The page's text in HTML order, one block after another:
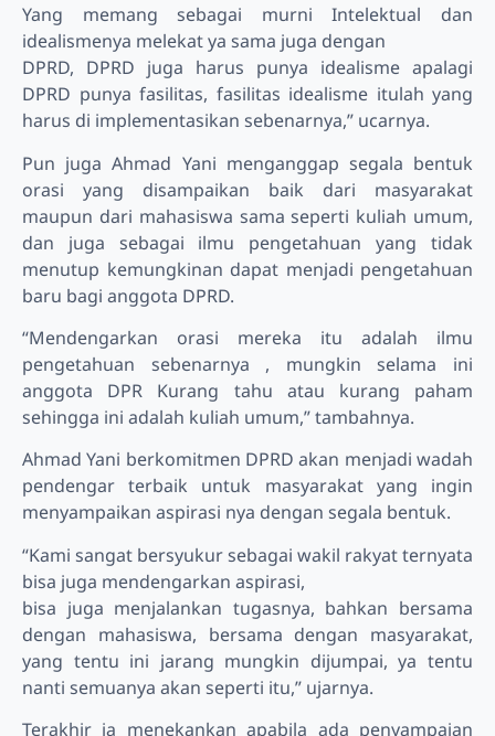
Yang memang sebagai murni Intelektual dan
idealismenya melekat ya sama juga dengan
DPRD, DPRD juga harus punya idealisme apalagi
DPRD punya fasilitas, fasilitas idealisme itulah yang
harus di implementasikan sebenarnya,” ucarnya.
Pun juga Ahmad Yani menganggap segala bentuk
orasi yang disampaikan baik dari masyarakat
maupun dari mahasiswa sama seperti kuliah umum,
dan juga sebagai ilmu pengetahuan yang tidak
menutup kemungkinan dapat menjadi pengetahuan
baru bagi anggota DPRD.
“Mendengarkan orasi mereka itu adalah ilmu
pengetahuan sebenarnya , mungkin selama ini
anggota DPR Kurang tahu atau kurang paham
sehingga ini adalah kuliah umum,” tambahnya.
Ahmad Yani berkomitmen DPRD akan menjadi wadah
pendengar terbaik untuk masyarakat yang ingin
menyampaikan aspirasi nya dengan segala bentuk.
“Kami sangat bersyukur sebagai wakil rakyat ternyata
bisa juga mendengarkan aspirasi,
bisa juga menjalankan tugasnya, bahkan bersama
dengan mahasiswa, bersama dengan masyarakat,
yang tentu ini jarang mungkin dijumpai, ya tentu
nanti semuanya akan seperti itu,” ujarnya.
Terakhir ia menekankan apabila ada penyampaian